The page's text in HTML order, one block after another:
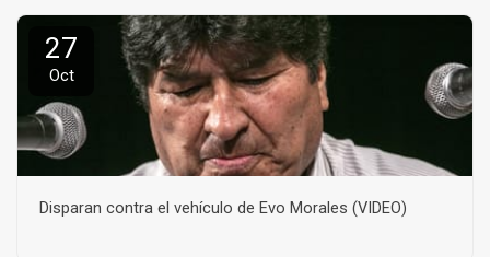
27
Oct
Disparan contra el vehículo de Evo Morales (VIDEO)